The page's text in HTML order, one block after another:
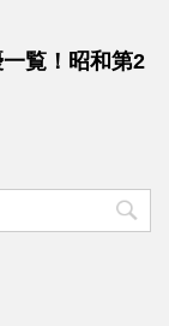
覧！昭和第2